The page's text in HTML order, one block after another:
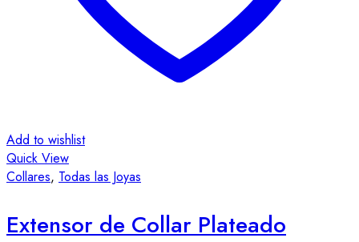
Add to wishlist
Quick View
Collares, Todas las Joyas
Extensor de Collar Plateado